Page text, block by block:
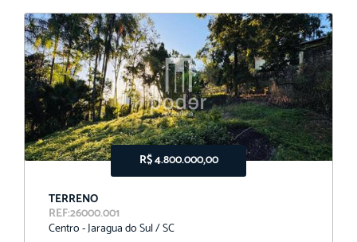
R$ 4.800.000,00
TERRENO
REF:26000.001
Centro - Jaragua do Sul / SC